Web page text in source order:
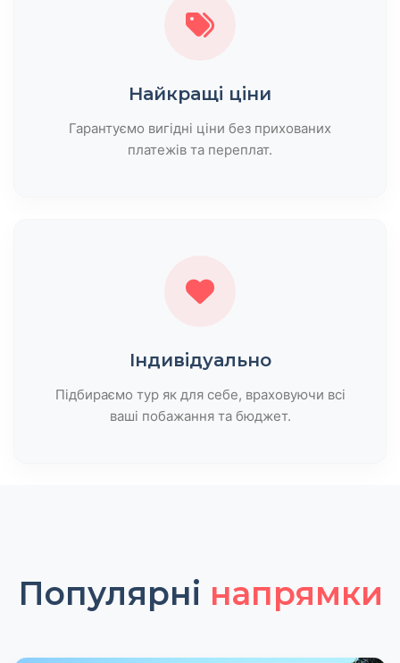
Найкращі ціни
Гарантуємо вигідні ціни без прихованих
платежів та переплат.
Індивідуально
Підбираємо тур як для себе, враховуючи всі
ваші побажання та бюджет.
Популярні напрямки